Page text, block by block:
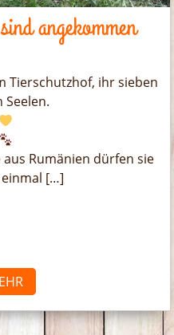
angekommen
Tierschutzhof, ihr sieben
Seelen.
Rumänien dürfen sie
[…]